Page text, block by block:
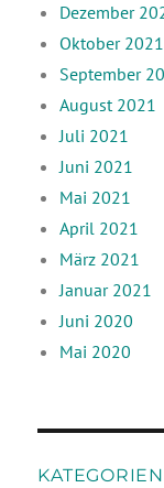
Dezember
Oktober 2021
September
August 2021
Juli 2021
Juni 2021
Mai 2021
April 2021
März 2021
Januar 2021
Juni 2020
Mai 2020
KATEGORIEN